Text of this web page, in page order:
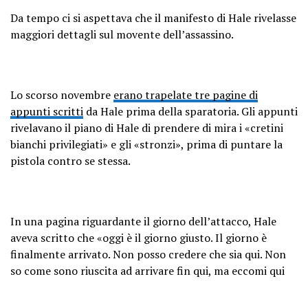
Da tempo ci si aspettava che il manifesto di Hale rivelasse
maggiori dettagli sul movente dell’assassino.
Lo scorso novembre erano trapelate tre pagine di
appunti scritti da Hale prima della sparatoria. Gli appunti
rivelavano il piano di Hale di prendere di mira i «cretini
bianchi privilegiati» e gli «stronzi», prima di puntare la
pistola contro se stessa.
In una pagina riguardante il giorno dell’attacco, Hale
aveva scritto che «oggi è il giorno giusto. Il giorno è
finalmente arrivato. Non posso credere che sia qui. Non
so come sono riuscita ad arrivare fin qui, ma eccomi qui